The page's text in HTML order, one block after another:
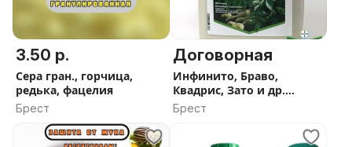
3.50 р.
Сера гран., горчица,
редька, фацелия
Брест
Договорная
Инфинито, Браво,
Квадрис, Зато и др.
фунгициды
Брест